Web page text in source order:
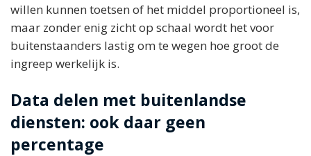
willen kunnen toetsen of het middel proportioneel is,
maar zonder enig zicht op schaal wordt het voor
buitenstaanders lastig om te wegen hoe groot de
ingreep werkelijk is.
Data delen met buitenlandse
diensten: ook daar geen
percentage